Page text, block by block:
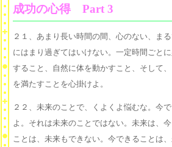
成功の心得 Part 3
２１、あまり長い時間の間、心のない、ま
にはまり過ぎてはいけない。一定時間ごと
すること、自然に体を動かすこと、そして
を満たすことを心掛けよ。
２２、未来のことで、くよくよ悩むな。今
よ。それは未来のことではない。未来は、
ことは、未来もできない。今できることは